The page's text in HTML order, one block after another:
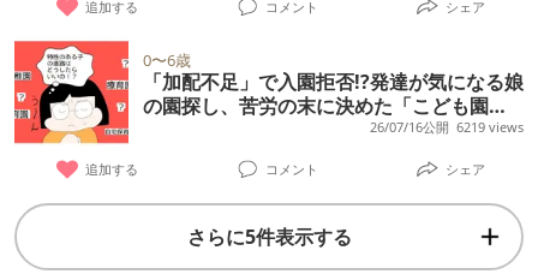
「ジャジャーン！！」と言って報告してくれ
る ・会話の中で「桃は何色？」「ピンク！」
「雨降った時必要な物何？」「傘！！」「雪
降ったらお外寒い？暑い？」「寒い！」など
物を見なくても想像しながら会話出来る ⚫️気
になること ・11ヶ月から1歳9ヶ月まで逆さバ
YouTubeの気に入った動画は動作やセリフは
もほかのお友達からは、 ●くんはお手本にな
っているので、 そういうお子さんがいること
は 教室にとって宝なんです。 ほかのお母さん
がたからも、 ●くんの話している言葉をうち
の子が真似して話すようになってきて、嬉し
いと喜びの言葉を頂いてるんですよ。 と、言
われモヤモヤしました。 療育先これで変えた
ら、三件目です。 うちの子はつまんなそうだ
けてくれての入園の許可をもらいました。 今
年少がクラスで1人なんですが （1クラス7
人） 同い年と触れ合わせたい気持ちもあるし
だけどまだできないことが多すぎるので 入園
を迷ってる部分があります。 同い年の子と触
れ合わせるのは やっぱり大事でいいことでし
追加する コメント シェア
0〜6歳
「加配不足」で入園拒否!?発達が気になる娘
の園探し、苦労の末に決めた「こども園」
と娘の今【小児科医コメントも】
26/07/16公開 6219 views
追加する コメント シェア
さらに5件表示する